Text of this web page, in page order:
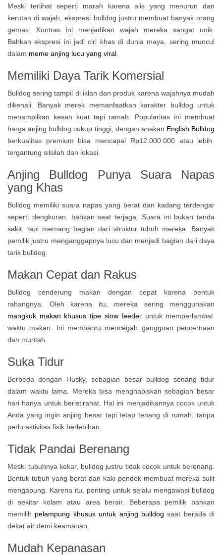
Meski terlihat seperti marah karena alis yang menurun dan
kerutan di wajah, ekspresi bulldog justru membuat banyak orang
gemas. Kontras ini menjadikan wajah mereka sangat unik.
Bahkan ekspresi ini jadi ciri khas di dunia maya, sering muncul
dalam meme anjing lucu yang viral
Memiliki Daya Tarik Komersial
Bulldog sering tampil di iklan dan produk karena wajahnya mudah
dikenali. Banyak merek memanfaatkan karakter bulldog untuk
menampilkan kesan kuat tapi ramah. Popularitas ini membuat
harga anjing bulldog cukup tinggi, dengan anakan English Bulldog
berkualitas premium bisa mencapai Rp12.000.000 atau lebih
tergantung silsilah dan lokasi.
Anjing Bulldog Punya Suara Napas
yang Khas
Bulldog memiliki suara napas yang berat dan kadang terdengar
seperti dengkuran, bahkan saat terjaga. Suara ini bukan tanda
sakit, tapi memang bagian dari struktur tubuh mereka. Banyak
pemilik justru menganggapnya lucu dan menjadi bagian dari daya
tarik bulldog.
Makan Cepat dan Rakus
Bulldog cenderung makan dengan cepat karena bentuk
rahangnya. Oleh karena itu, mereka sering menggunakan
mangkuk makan khusus tipe slow feeder untuk memperlambat
waktu makan. Ini membantu mencegah gangguan pencernaan
dan muntah.
Suka Tidur
Berbeda dengan Husky, sebagian besar bulldog senang tidur
dalam waktu lama. Mereka bisa menghabiskan sebagian besar
hari hanya untuk beristirahat. Hal ini menjadikannya cocok untuk
Anda yang ingin anjing besar tapi tetap tenang di rumah, tanpa
perlu aktivitas fisik berlebihan.
Tidak Pandai Berenang
Meski tubuhnya kekar, bulldog justru tidak cocok untuk berenang.
Bentuk tubuh yang berat dan kaki pendek membuat mereka sulit
mengapung. Karena itu, penting untuk selalu mengawasi bulldog
di sekitar kolam atau area berair. Beberapa pemilik bahkan
memilih pelampung khusus untuk anjing bulldog saat berada di
dekat air demi keamanan.
Mudah Kepanasan